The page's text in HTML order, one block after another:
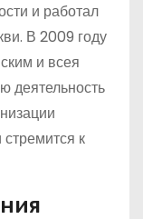
и работал
В 2009 году
и всея
деятельность
к